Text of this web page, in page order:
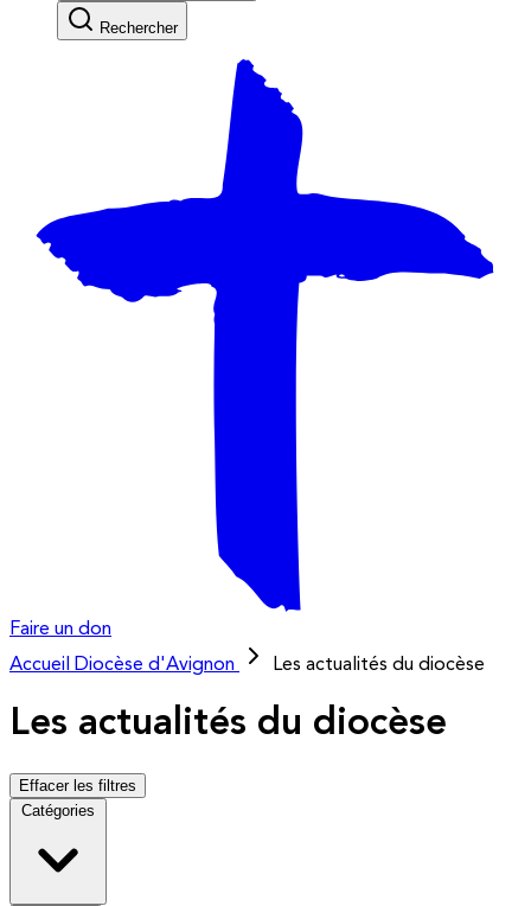
Rechercher
Faire un don
Accueil
Diocèse d'Avignon Les actualités du diocèse
Les actualités du diocèse
Effacer les filtres
Catégories